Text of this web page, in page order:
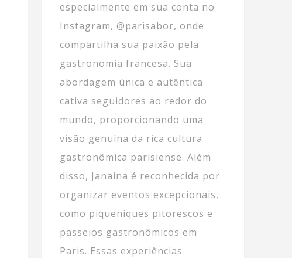
especialmente em sua conta no
Instagram, @parisabor, onde
compartilha sua paixão pela
gastronomia francesa. Sua
abordagem única e autêntica
cativa seguidores ao redor do
mundo, proporcionando uma
visão genuína da rica cultura
gastronômica parisiense. Além
disso, Janaina é reconhecida por
organizar eventos excepcionais,
como piqueniques pitorescos e
passeios gastronômicos em
Paris. Essas experiências